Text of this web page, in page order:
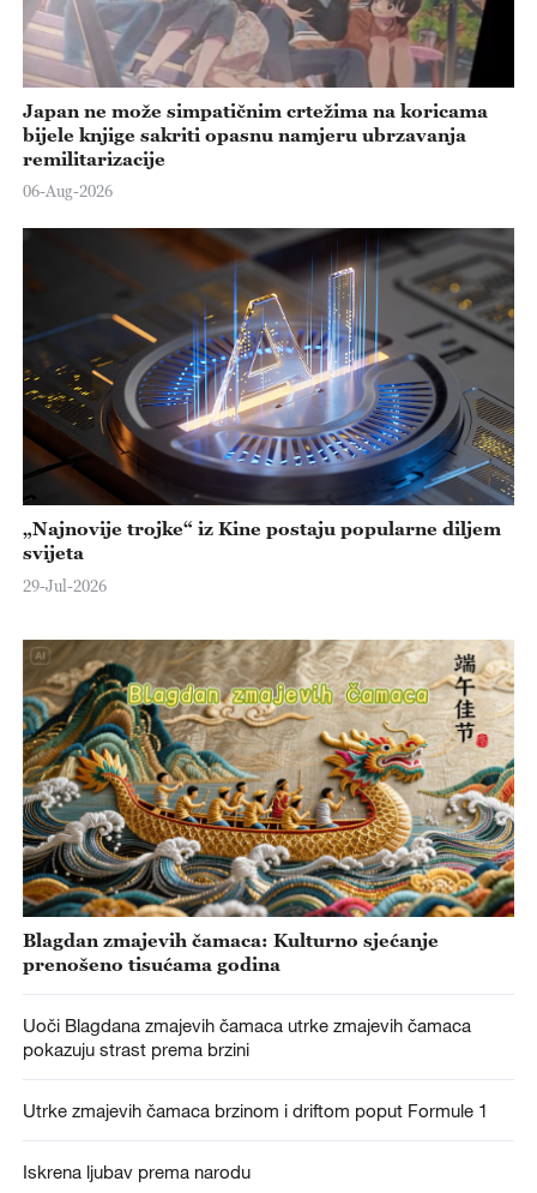
Japan ne može simpatičnim crtežima na koricama
bijele knjige sakriti opasnu namjeru ubrzavanja
remilitarizacije
06-Aug-2026
„Najnovije trojke“ iz Kine postaju popularne diljem
svijeta
29-Jul-2026
Blagdan zmajevih čamaca: Kulturno sjećanje
prenošeno tisućama godina
Uoči Blagdana zmajevih čamaca utrke zmajevih čamaca
pokazuju strast prema brzini
Utrke zmajevih čamaca brzinom i driftom poput Formule 1
Iskrena ljubav prema narodu